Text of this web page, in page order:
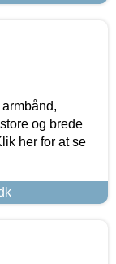
og brede
her for at se